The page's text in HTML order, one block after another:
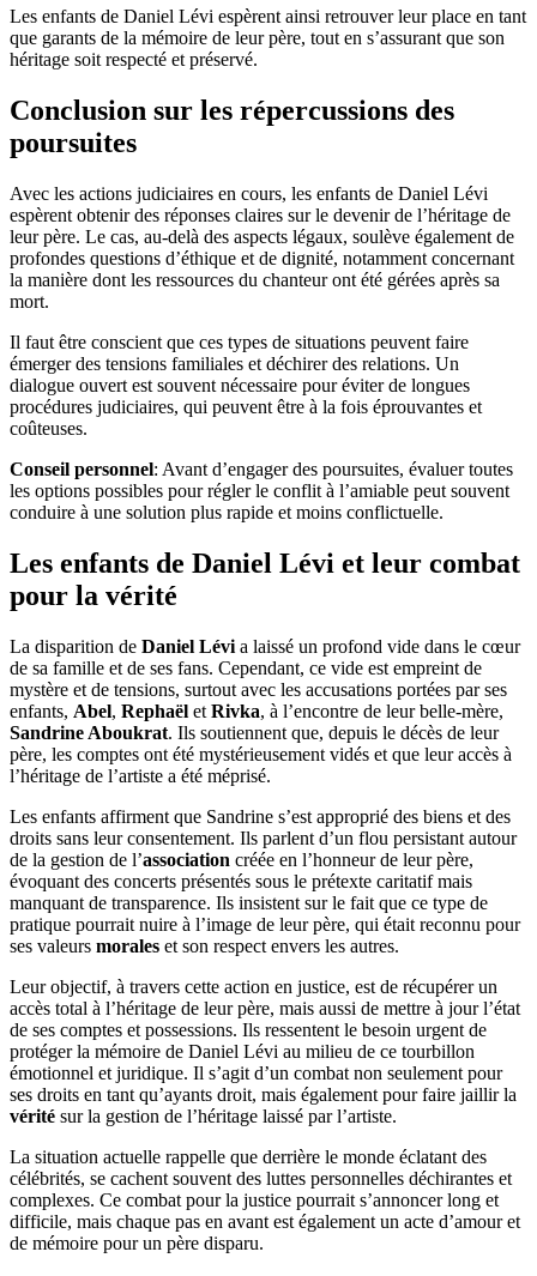
Les enfants de Daniel Lévi espèrent ainsi retrouver leur place en tant
que garants de la mémoire de leur père, tout en s’assurant que son
héritage soit respecté et préservé.
Conclusion sur les répercussions des
poursuites
Avec les actions judiciaires en cours, les enfants de Daniel Lévi
espèrent obtenir des réponses claires sur le devenir de l’héritage de
leur père. Le cas, au-delà des aspects légaux, soulève également de
profondes questions d’éthique et de dignité, notamment concernant
la manière dont les ressources du chanteur ont été gérées après sa
mort.
Il faut être conscient que ces types de situations peuvent faire
émerger des tensions familiales et déchirer des relations. Un
dialogue ouvert est souvent nécessaire pour éviter de longues
procédures judiciaires, qui peuvent être à la fois éprouvantes et
coûteuses.
Conseil personnel: Avant d’engager des poursuites, évaluer toutes
les options possibles pour régler le conflit à l’amiable peut souvent
conduire à une solution plus rapide et moins conflictuelle.
Les enfants de Daniel Lévi et leur combat
pour la vérité
La disparition de Daniel Lévi a laissé un profond vide dans le cœur
de sa famille et de ses fans. Cependant, ce vide est empreint de
mystère et de tensions, surtout avec les accusations portées par ses
enfants, Abel, Rephaël et Rivka, à l’encontre de leur belle-mère,
Sandrine Aboukrat. Ils soutiennent que, depuis le décès de leur
père, les comptes ont été mystérieusement vidés et que leur accès à
l’héritage de l’artiste a été méprisé.
Les enfants affirment que Sandrine s’est approprié des biens et des
droits sans leur consentement. Ils parlent d’un flou persistant autour
de la gestion de l’association créée en l’honneur de leur père,
évoquant des concerts présentés sous le prétexte caritatif mais
manquant de transparence. Ils insistent sur le fait que ce type de
pratique pourrait nuire à l’image de leur père, qui était reconnu pour
ses valeurs morales et son respect envers les autres.
Leur objectif, à travers cette action en justice, est de récupérer un
accès total à l’héritage de leur père, mais aussi de mettre à jour l’état
de ses comptes et possessions. Ils ressentent le besoin urgent de
protéger la mémoire de Daniel Lévi au milieu de ce tourbillon
émotionnel et juridique. Il s’agit d’un combat non seulement pour
ses droits en tant qu’ayants droit, mais également pour faire jaillir la
vérité sur la gestion de l’héritage laissé par l’artiste.
La situation actuelle rappelle que derrière le monde éclatant des
célébrités, se cachent souvent des luttes personnelles déchirantes et
complexes. Ce combat pour la justice pourrait s’annoncer long et
difficile, mais chaque pas en avant est également un acte d’amour et
de mémoire pour un père disparu.